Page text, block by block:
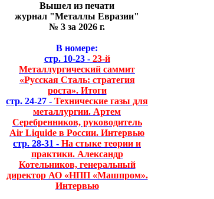
Вышел из печати
журнал "Металлы Евразии"
№ 3 за 2026 г.
В номере:
стр. 10-23 -23-й
Металлургический саммит
«Русская Сталь: стратегия
роста». Итоги
стр. 24-27 - Технические газы для
металлургии. Артем
Серебренников, руководитель
Air Liquide в России. Интервью
стр. 28-31 - На стыке теории и
практики. Александр
Котельников, генеральный
директор АО «НПП «Машпром».
Интервью